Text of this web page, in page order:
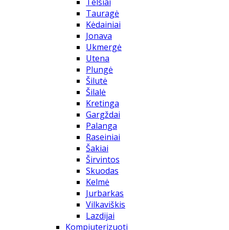
Tauragė
Kėdainiai
Jonava
Ukmergė
Utena
Plungė
Šilutė
Šilalė
Kretinga
Gargždai
Palanga
Raseiniai
Šakiai
Širvintos
Skuodas
Kelmė
Jurbarkas
Vilkaviškis
Lazdijai
Kompiuterizuoti